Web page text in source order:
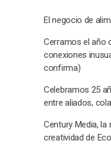
El negocio de
Cerramos el año
conexiones
confirma)
Celebramos 25
entre aliados,
Century Media, la
creatividad de